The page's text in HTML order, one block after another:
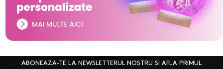
ABONEAZA-TE LA NEWSLETTERUL NOSTRU SI AFLA PRIMUL